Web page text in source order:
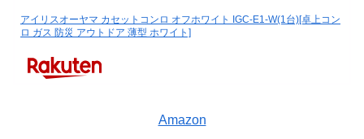
アイリスオーヤマ カセットコンロ オフホワイト IGC-E1-W(1台)[卓上コン
ロ ガス 防災 アウトドア 薄型 ホワイト]
Amazon